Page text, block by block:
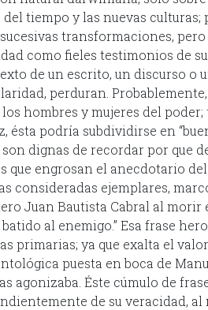
del tiempo y las nuevas
transformaciones,
como fieles testimonios de
de un escrito, un discurso o
perduran.
hombres y mujeres del
ésta podría subdividirse en
dignas de recordar por que
que engrosan el anecdotario
consideradas ejemplares,
Juan Bautista Cabral al morir
al enemigo.” Esa frase
primarias; ya que exalta el
puesta en boca de
agonizaba. Éste cúmulo de
de su veracidad,